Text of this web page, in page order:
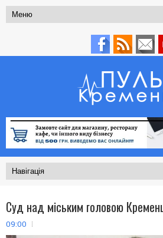
Суд над міським головою
09:00